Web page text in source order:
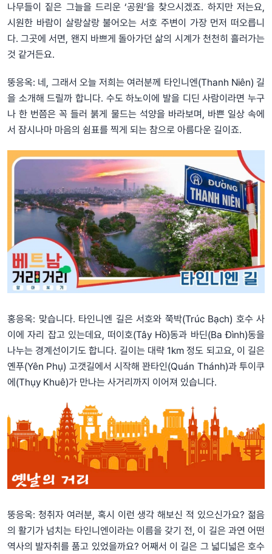
나무들이 짙은 그늘을 드리운 ‘공원’을 찾으시겠죠. 하지만 저는요,
시원한 바람이 살랑살랑 불어오는 서호 주변이 가장 먼저 떠오릅니
다. 그곳에 서면, 왠지 바쁘게 돌아가던 삶의 시계가 천천히 흘러가는
것 같거든요.
뚱응옥: 네, 그래서 오늘 저희는 여러분께 타인니엔(Thanh Niên) 길
을 소개해 드릴까 합니다. 수도 하노이에 발을 디딘 사람이라면 누구
나 한 번쯤은 꼭 들러 붉게 물드는 석양을 바라보며, 바쁜 일상 속에
서 잠시나마 마음의 쉼표를 찍게 되는 참으로 아름다운 길이죠.
홍응옥: 맞습니다. 타인니엔 길은 서호와 쭉박(Trúc Bạch) 호수 사
이에 자리 잡고 있는데요, 떠이호(Tây Hồ)동과 바딘(Ba Đình)동을
나누는 경계선이기도 합니다. 길이는 대략 1km 정도 되고요, 이 길은
옌푸(Yên Phụ) 고갯길에서 시작해 꽌타인(Quán Thánh)과 투이쿠
에(Thụy Khuê)가 만나는 사거리까지 이어져 있습니다.
뚱응옥: 청취자 여러분, 혹시 이런 생각 해보신 적 있으신가요? 젊음
의 활기가 넘치는 타인니엔이라는 이름을 갖기 전, 이 길은 과연 어떤
역사의 발자취를 품고 있었을까요? 어째서 이 길은 그 넓디넓은 호수